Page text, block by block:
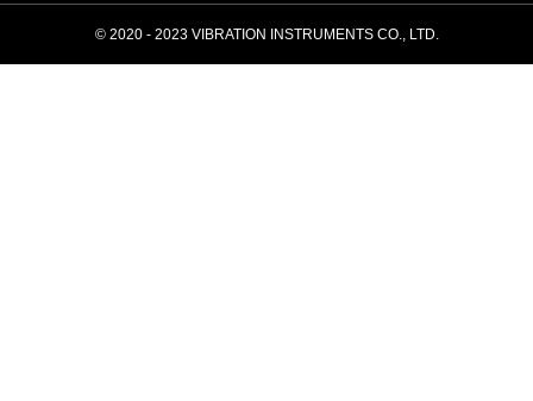
© 2020 - 2023 VIBRATION INSTRUMENTS CO., LTD.